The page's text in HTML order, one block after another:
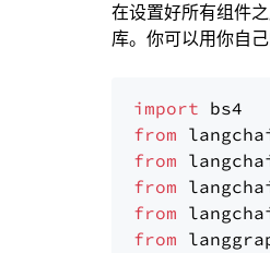
在设置好所有组件
库。你可以用你自
import
from
from
from
from
from